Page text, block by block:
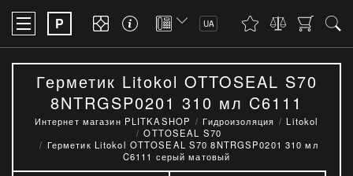
P UA
Герметик Litokol OTTOSEAL S70
8NTRGSP0201 310 мл C6111
серый матовый
Интернет магазин PLITKASHOP Гидроизоляция
Litokol
OTTOSEAL S70
Герметик Litokol OTTOSEAL S70 8NTRGSP0201 310 мл
C6111 серый матовый